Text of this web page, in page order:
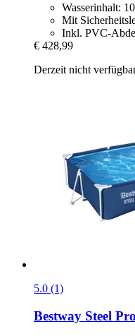
Wasserinhalt:
Mit
Inkl. PVC-
€ 428,99
Derzeit nicht
5.0 (1)
Bestway Steel